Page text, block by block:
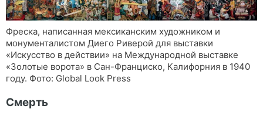
Фреска, написанная мексиканским художником и
монументалистом Диего Риверой для выставки
«Искусство в действии» на Международной выставке
«Золотые ворота» в Сан-Франциско, Калифорния в 1940
году. Фото: Global Look Press
Смерть